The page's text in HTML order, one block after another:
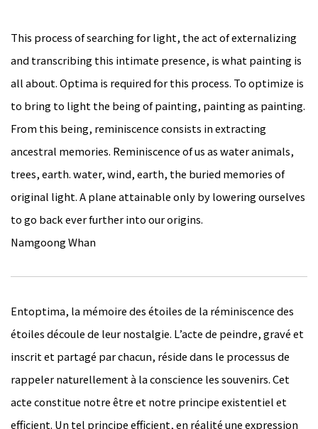
This process of searching for light, the act of externalizing
and transcribing this intimate presence, is what painting is
all about. Optima is required for this process. To optimize is
to bring to light the being of painting, painting as painting.
From this being, reminiscence consists in extracting
ancestral memories. Reminiscence of us as water animals,
trees, earth. water, wind, earth, the buried memories of
original light. A plane attainable only by lowering ourselves
to go back ever further into our origins.
Namgoong Whan
Entoptima, la mémoire des étoiles de la réminiscence des
étoiles découle de leur nostalgie. L’acte de peindre, gravé et
inscrit et partagé par chacun, réside dans le processus de
rappeler naturellement à la conscience les souvenirs. Cet
acte constitue notre être et notre principe existentiel et
efficient. Un tel principe efficient, en réalité une expression